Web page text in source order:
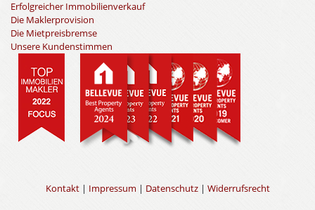
Erfolgreicher Immobilienverkauf
Die Maklerprovision
Die Mietpreisbremse
Unsere Kundenstimmen
Kontakt| Impressum | Datenschutz| Widerrufsrecht